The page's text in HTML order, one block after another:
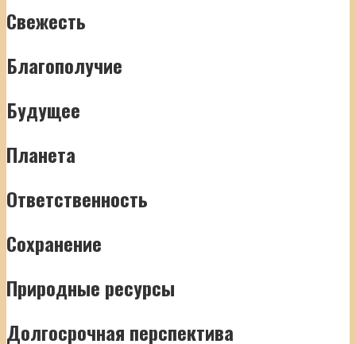
Свежесть
Благополучие
Будущее
Планета
Ответственность
Сохранение
Природные ресурсы
Долгосрочная перспектива